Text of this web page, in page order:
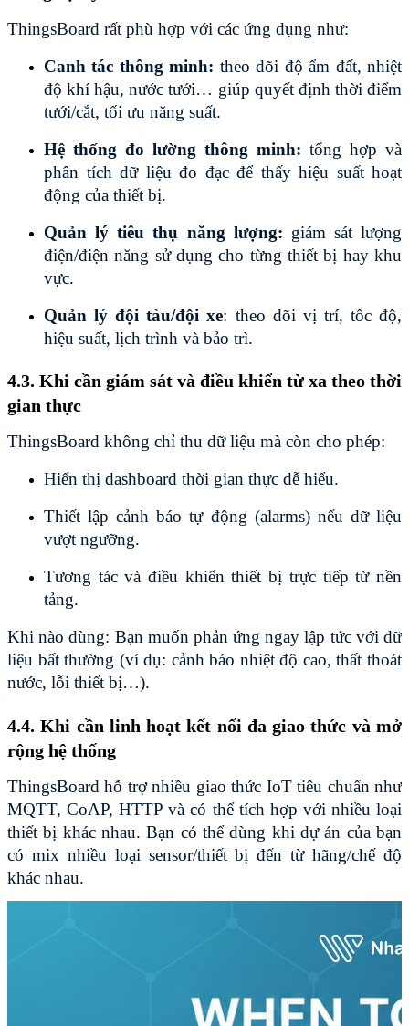
ThingsBoard rất phù hợp với các ứng dụng như:
Canh tác thông minh: theo dõi độ ẩm đất, nhiệt
độ khí hậu, nước tưới… giúp quyết định thời điểm
tưới/cắt, tối ưu năng suất.
Hệ thống đo lường thông minh: tổng hợp và
phân tích dữ liệu đo đạc để thấy hiệu suất hoạt
động của thiết bị.
Quản lý tiêu thụ năng lượng: giám sát lượng
điện/điện năng sử dụng cho từng thiết bị hay khu
vực.
Quản lý đội tàu/đội xe: theo dõi vị trí, tốc độ,
hiệu suất, lịch trình và bảo trì.
4.3. Khi cần giám sát và điều khiển từ xa theo thời
gian thực
ThingsBoard không chỉ thu dữ liệu mà còn cho phép:
Hiển thị dashboard thời gian thực dễ hiểu.
Thiết lập cảnh báo tự động (alarms) nếu dữ liệu
vượt ngưỡng.
Tương tác và điều khiển thiết bị trực tiếp từ nền
tảng.
Khi nào dùng: Bạn muốn phản ứng ngay lập tức với dữ
liệu bất thường (ví dụ: cảnh báo nhiệt độ cao, thất thoát
nước, lỗi thiết bị…).
4.4. Khi cần linh hoạt kết nối đa giao thức và mở
rộng hệ thống
ThingsBoard hỗ trợ nhiều giao thức IoT tiêu chuẩn như
MQTT, CoAP, HTTP và có thể tích hợp với nhiều loại
thiết bị khác nhau. Bạn có thể dùng khi dự án của bạn
có mix nhiều loại sensor/thiết bị đến từ hãng/chế độ
khác nhau.